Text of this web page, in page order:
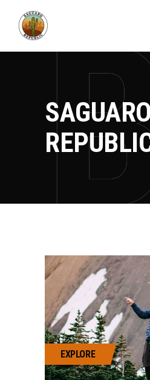
EXPLORE